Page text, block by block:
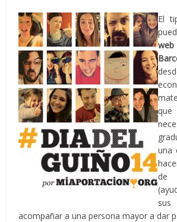
El
una
de
acompañar a una persona mayor a dar